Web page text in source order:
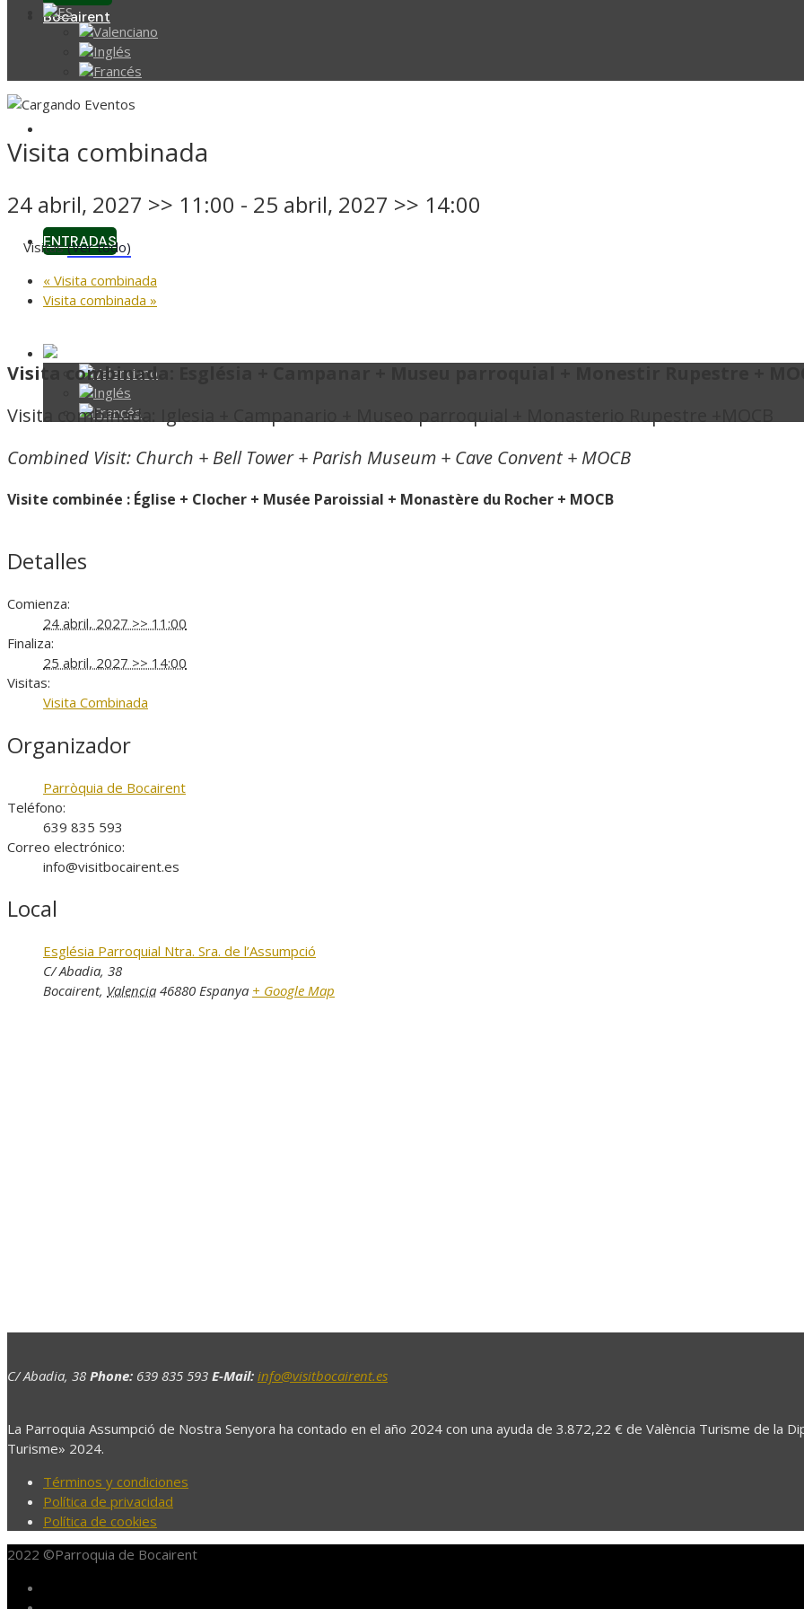
Bocairent
ENTRADAS
Visita combinada
24 abril, 2027 >> 11:00 - 25 abril, 2027 >> 14:00
Visitas(Ver todo)
« Visita combinada
Visita combinada »
Visita combinada: Església + Campanar + Museu parroquial + Monestir Rupestre +
Visita combinada: Iglesia + Campanario + Museo parroquial + Monasterio Rupestre +MOCB
Combined Visit: Church + Bell Tower + Parish Museum + Cave Convent + MOCB
Visite combinée : Église + Clocher + Musée Paroissial + Monastère du Rocher + MOCB
Detalles
Comienza:
24 abril, 2027 >> 11:00
Finaliza:
25 abril, 2027 >> 14:00
Visitas:
Visita Combinada
Organizador
Parròquia de Bocairent
Teléfono:
639 835 593
Correo electrónico:
info@visitbocairent.es
Local
Església Parroquial Ntra. Sra. de l’Assumpció
C/ Abadia, 38
Bocairent, Valencia 46880 Espanya + Google Map
C/ Abadia, 38 Phone: 639 835 593 E-Mail: info@visitbocairent.es
La Parroquia Assumpció de Nostra Senyora ha contado en el año 2024 con una ayuda de 3.872,22 € de València Turisme de la
Turisme» 2024.
Términos y condiciones
Política de privacidad
Política de cookies
2022 ©Parroquia de Bocairent